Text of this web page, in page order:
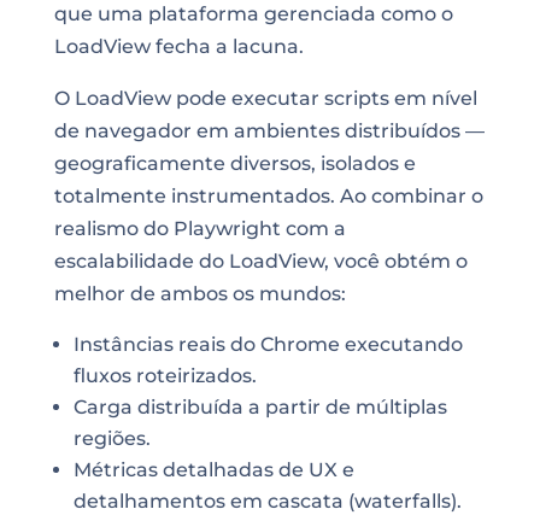
que uma plataforma gerenciada como o
LoadView fecha a lacuna.
O LoadView pode executar scripts em nível
de navegador em ambientes distribuídos —
geograficamente diversos, isolados e
totalmente instrumentados. Ao combinar o
realismo do Playwright com a
escalabilidade do LoadView, você obtém o
melhor de ambos os mundos:
Instâncias reais do Chrome executando
fluxos roteirizados.
Carga distribuída a partir de múltiplas
regiões.
Métricas detalhadas de UX e
detalhamentos em cascata (waterfalls).